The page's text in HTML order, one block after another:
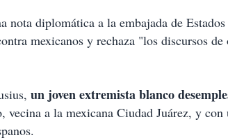
nota diplomática a la embajada de
mexicanos y rechaza "los discursos
un joven extremista blanco
vecina a la mexicana Ciudad Juárez, y